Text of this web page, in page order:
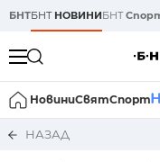
БНТБНТ НОВИНИБНТ
НовиниСвятСпорт
НАЗАД